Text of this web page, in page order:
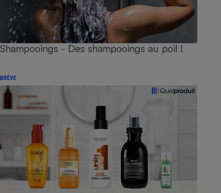
Shampooings - Des shampooings au poil !
BRÈVE